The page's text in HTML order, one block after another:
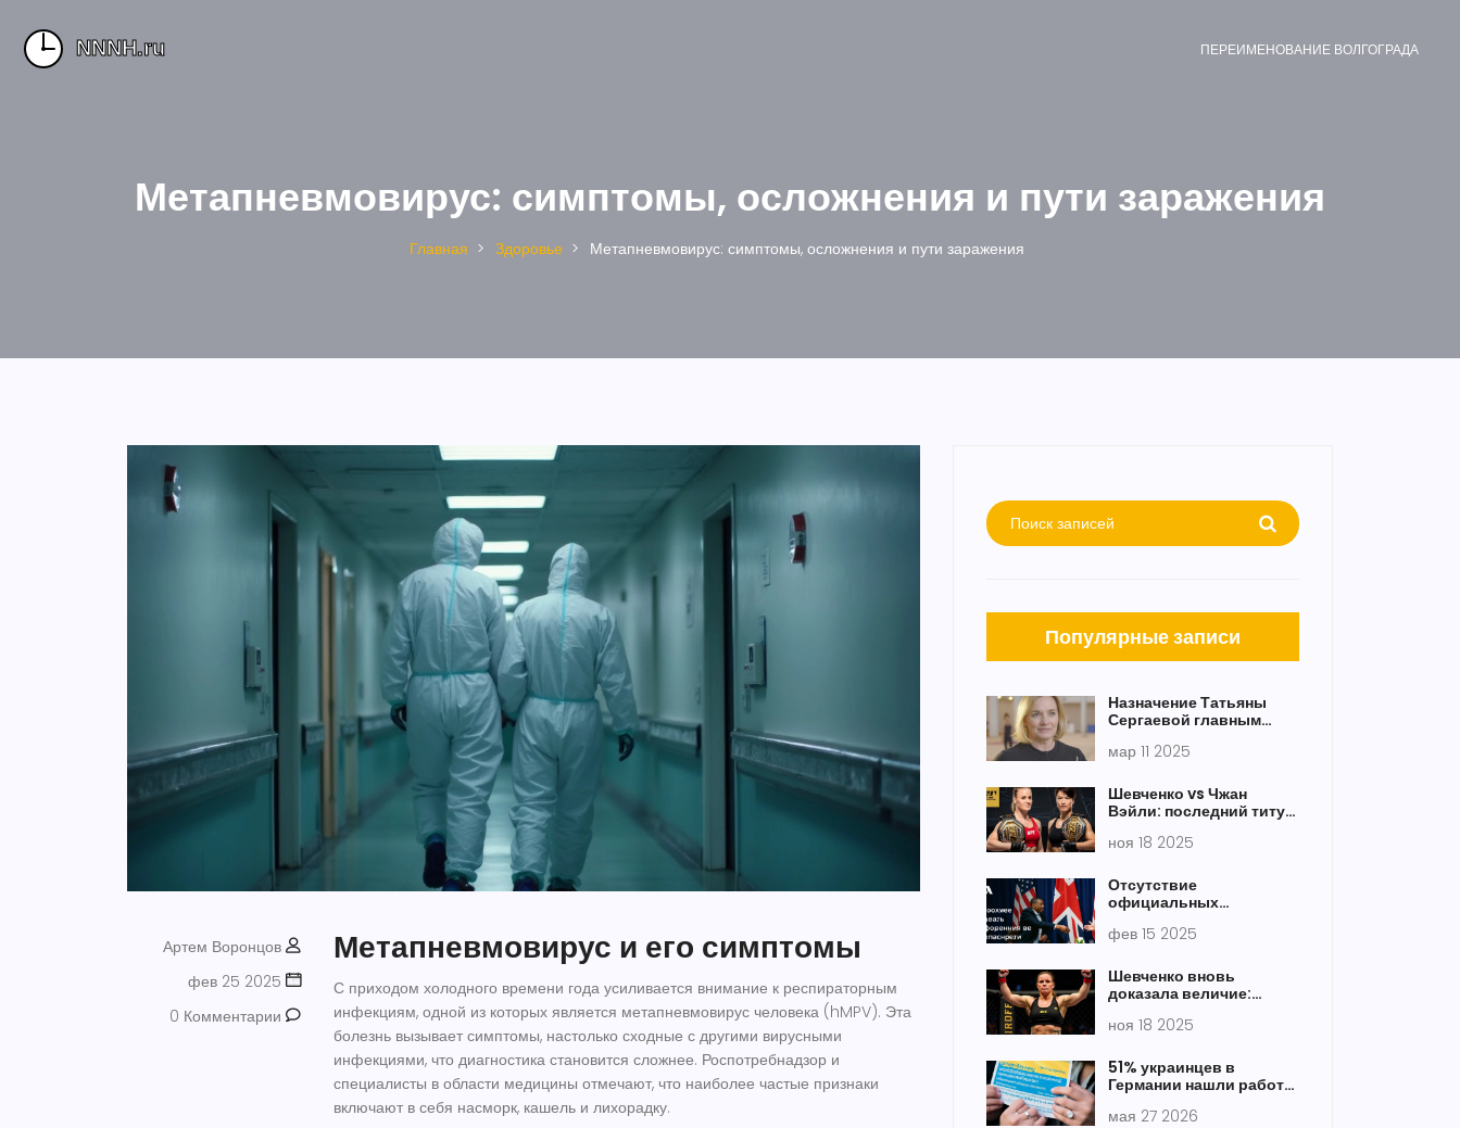
ПЕРЕИМЕНОВАНИЕ ВОЛГОГРАДА
Метапневмовирус: симптомы, осложнения и пути заражения
Главная Здоровье Метапневмовирус: симптомы, осложнения и пути заражения
Артем Воронцов
фев 25 2025
0 Комментарии
Метапневмовирус и его симптомы
С приходом холодного времени года усиливается внимание к респираторным
инфекциям, одной из которых является метапневмовирус человека (hMPV). Эта
болезнь вызывает симптомы, настолько сходные с другими вирусными
инфекциями, что диагностика становится сложнее. Роспотребнадзор и
специалисты в области медицины отмечают, что наиболее частые признаки
включают в себя насморк, кашель и лихорадку.
Популярные записи
Назначение Татьяны
Сергаевой главным
России по
гимнастике
мар 11 2025
Шевченко vs Чжан
Вэйли: последний титул
китайской
ноя 18 2025
Отсутствие
официальных
на Мюнхенской
безопасности
фев 15 2025
Шевченко вновь
доказала величие:
наилегчайшем весе,
ноя 18 2025
51% украинцев в
Германии нашли работу:
мая 27 2026